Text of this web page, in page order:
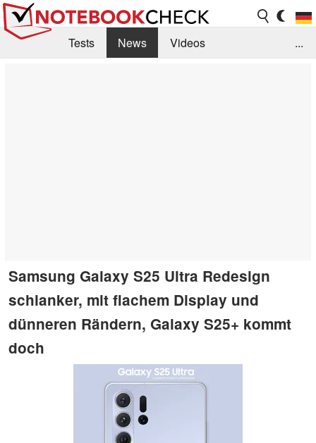
Tests News
Videos
...
Samsung Galaxy S25 Ultra Redesign
schlanker, mit flachem Display und
dünneren Rändern, Galaxy S25+ kommt
doch